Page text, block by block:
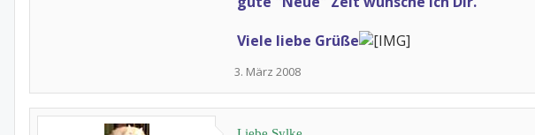
Viele liebe Grüße
3. März 2008